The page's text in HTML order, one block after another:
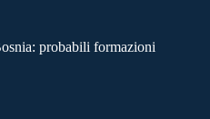
probabili formazioni